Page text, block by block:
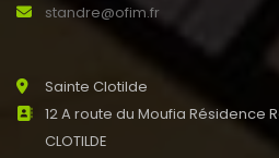
standre@ofim.fr
Sainte Clotilde
12 A route du Moufia Résidence
CLOTILDE